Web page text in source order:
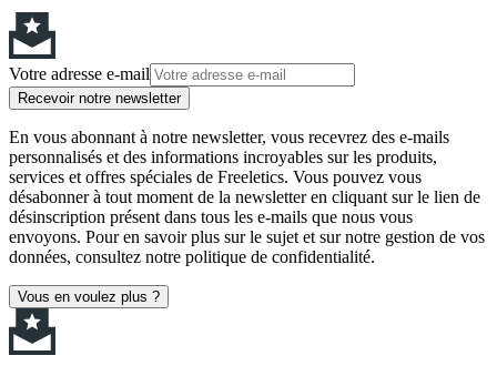
Votre adresse e-mail
Recevoir notre newsletter
En vous abonnant à notre newsletter, vous recevrez des e-mails
personnalisés et des informations incroyables sur les produits,
services et offres spéciales de Freeletics. Vous pouvez vous
désabonner à tout moment de la newsletter en cliquant sur le lien de
désinscription présent dans tous les e-mails que nous vous
envoyons. Pour en savoir plus sur le sujet et sur notre gestion de vos
données, consultez notre politique de confidentialité.
Vous en voulez plus ?